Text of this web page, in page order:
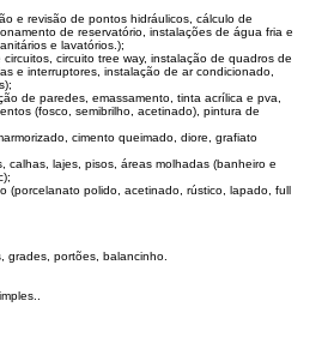
e revisão de pontos hidráulicos, cálculo de
de reservatório, instalações de água fria e
e lavatórios.);
circuito tree way, instalação de quadros de
e interruptores, instalação de ar condicionado,
de paredes, emassamento, tinta acrílica e pva,
(fosco, semibrilho, acetinado), pintura de
cimento queimado, diore, grafiato
calhas, lajes, pisos, áreas molhadas (banheiro e
(porcelanato polido, acetinado, rústico, lapado, full
grades, portões, balancinho.